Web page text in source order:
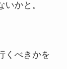
かと。
くべきかを